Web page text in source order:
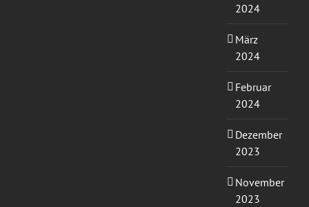
2024
März
2024
Februar
2024
Dezember
2023
November
2023